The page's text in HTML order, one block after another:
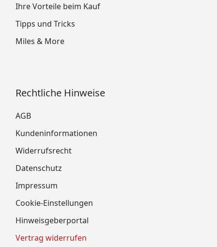
Ihre Vorteile beim Kauf
Tipps und Tricks
Miles & More
Rechtliche Hinweise
AGB
Kundeninformationen
Widerrufsrecht
Datenschutz
Impressum
Cookie-Einstellungen
Hinweisgeberportal
Vertrag widerrufen